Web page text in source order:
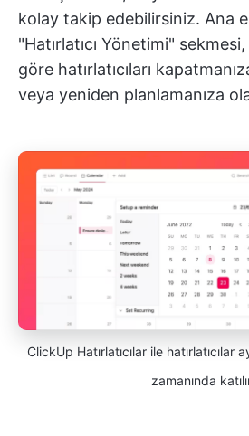
kolay takip edebilirsiniz. Ana
"Hatırlatıcı Yönetimi"
göre hatırlatıcıları
veya yeniden planlamanıza
ClickUp Hatırlatıcılar ile hatırlatıcılar
zamanında